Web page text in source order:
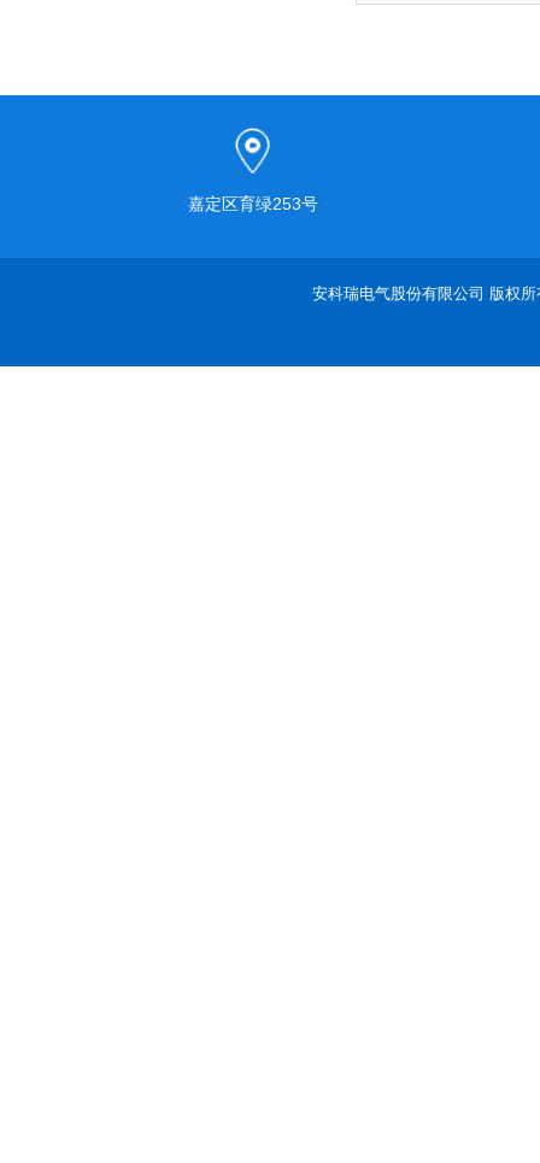
嘉定区育绿253号
安科瑞电气股份有限公司 版权